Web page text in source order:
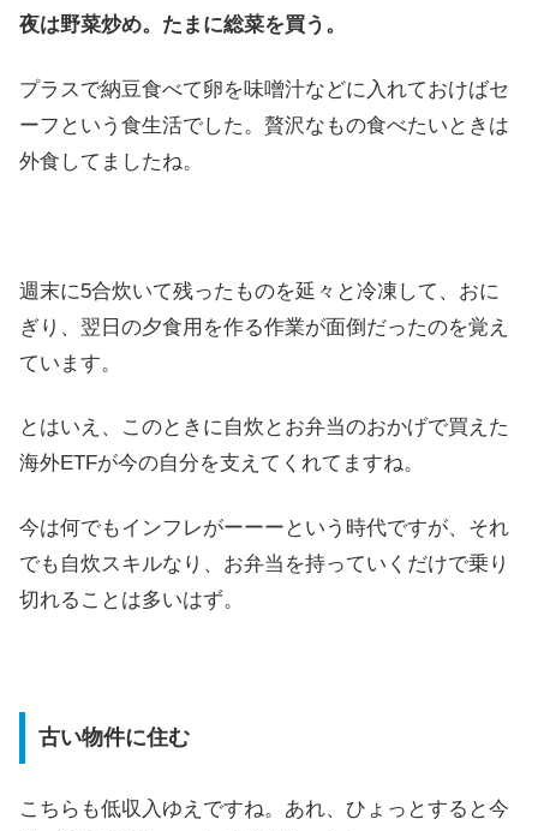
夜は野菜炒め。たまに総菜を買う。
プラスで納豆食べて卵を味噌汁などに入れておけばセ
ーフという食生活でした。贅沢なもの食べたいときは
外食してましたね。
週末に5合炊いて残ったものを延々と冷凍して、おに
ぎり、翌日の夕食用を作る作業が面倒だったのを覚え
ています。
とはいえ、このときに自炊とお弁当のおかげで買えた
海外ETFが今の自分を支えてくれてますね。
今は何でもインフレがーーーという時代ですが、それ
でも自炊スキルなり、お弁当を持っていくだけで乗り
切れることは多いはず。
古い物件に住む
こちらも低収入ゆえですね。あれ、ひょっとすると今